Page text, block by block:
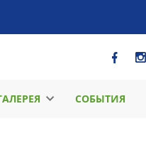
СОБЫТИЯ